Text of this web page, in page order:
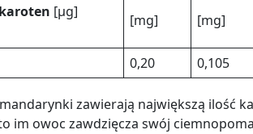
[µg]
[mg]
[mg]
0,20 0,105
zawierają największą ilość
im owoc zawdzięcza swój